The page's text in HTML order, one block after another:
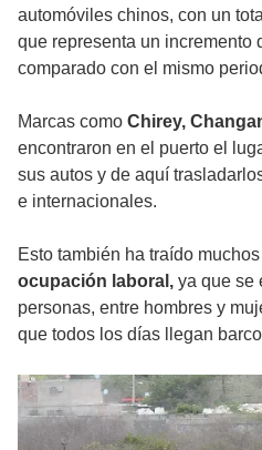
automóviles chinos, con un
que representa un incremento
comparado con el mismo
Marcas como Chirey,
encontraron en el puerto el
sus autos y de aquí
e internacionales.
Esto también ha traído
ocupación laboral, ya que se
personas, entre hombres y
que todos los días llegan